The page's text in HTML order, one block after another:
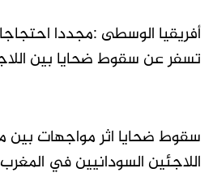
أفريقيا الوسطى :مجددا
تسفر عن سقوط ضحايا بين
سقوط ضحايا اثر مواجهات
اللاجئين السودانيين في